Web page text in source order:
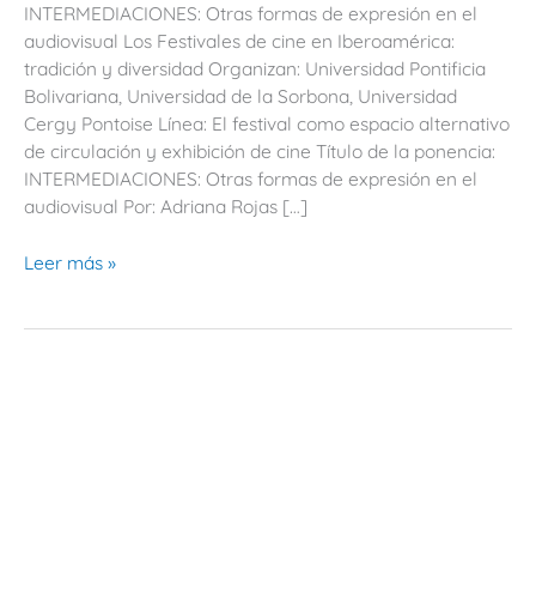
INTERMEDIACIONES: Otras formas de expresión en el
audiovisual Los Festivales de cine en Iberoamérica:
tradición y diversidad Organizan: Universidad Pontificia
Bolivariana, Universidad de la Sorbona, Universidad
Cergy Pontoise Línea: El festival como espacio alternativo
de circulación y exhibición de cine Título de la ponencia:
INTERMEDIACIONES: Otras formas de expresión en el
audiovisual Por: Adriana Rojas […]
expresión
en
el
audiovisual
Leer más »